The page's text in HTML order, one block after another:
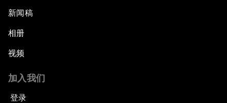
新闻稿
相册
视频
加入我们
登录